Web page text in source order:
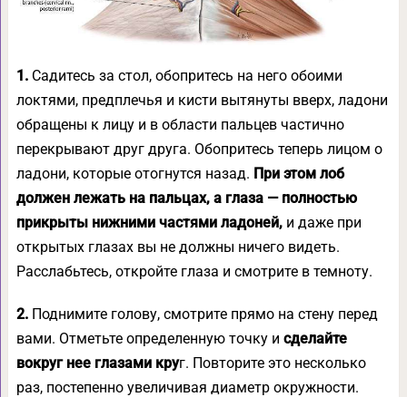
1.Садитесь за стол, обопритесь на него обоими
локтями, предплечья и кисти вытянуты вверх, ладони
обращены к лицу и в области пальцев частично
перекрывают друг друга. Обопритесь теперь лицом о
ладони, которые отогнутся назад. При этом лоб
должен лежать на пальцах, а глаза — полностью
прикрыты нижними частями ладоней,и даже при
открытых глазах вы не должны ничего видеть.
Расслабьтесь, откройте глаза и смотрите в темноту.
2. Поднимите голову, смотрите прямо на стену перед
вами. Отметьте определенную точку и сделайте
вокруг нее глазами круг. Повторите это несколько
раз, постепенно увеличивая диаметр окружности.